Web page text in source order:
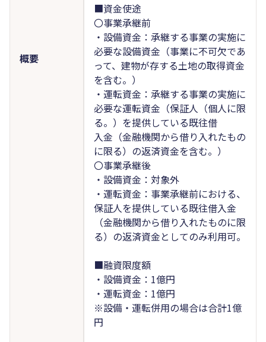
概要
■資金使途
〇事業承継前
・設備資金：承継する事業の実施に
必要な設備資金（事業に不可欠であ
って、建物が存する土地の取得資金
を含む。）
・運転資金：承継する事業の実施に
必要な運転資金（保証人（個人に限
る。）を提供している既往借
入金（金融機関から借り入れたもの
に限る）の返済資金を含む。）
〇事業承継後
・設備資金：対象外
・運転資金：事業承継前における、
保証人を提供している既往借入金
（金融機関から借り入れたものに限
る）の返済資金としてのみ利用可。
■融資限度額
・設備資金：1億円
・運転資金：1億円
※設備・運転併用の場合は合計1億
円